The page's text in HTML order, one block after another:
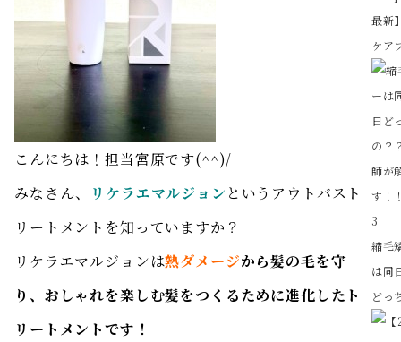
こんにちは！担当宮原です(^^)/
みなさん、
リケラエマルジョン というアウトバスト
リートメントを知っていますか？
リケラエマルジョンは熱ダメージから髪の毛を守
り、おしゃれを楽しむ髪をつくるために進化したト
リートメントです！
最新
ケア
3
縮毛
は同
どっ